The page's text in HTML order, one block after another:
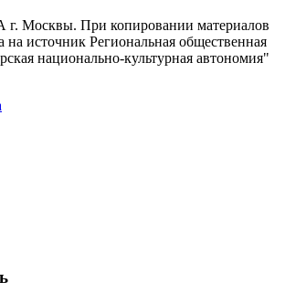
Москвы. При копировании материалов
на источник Региональная общественная
национально-культурная автономия"